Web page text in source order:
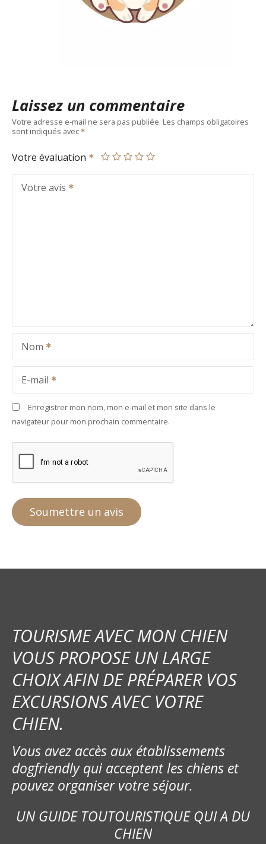
Laissez un commentaire
Votre adresse e-mail ne sera pas publiée. Les champs obligatoires
sont indiqués avec
Votre évaluation
Votre avis
Nom
E-mail
Enregistrer mon nom, mon e-mail et mon site dans le
navigateur pour mon prochain commentaire.
TOURISME AVEC MON CHIEN
VOUS PROPOSE UN LARGE
CHOIX AFIN DE PRÉPARER VOS
EXCURSIONS AVEC VOTRE
CHIEN.
Vous avez accès aux établissements
dogfriendly qui acceptent les chiens et
pouvez organiser votre séjour.
UN GUIDE TOUTOURISTIQUE QUI A DU
CHIEN